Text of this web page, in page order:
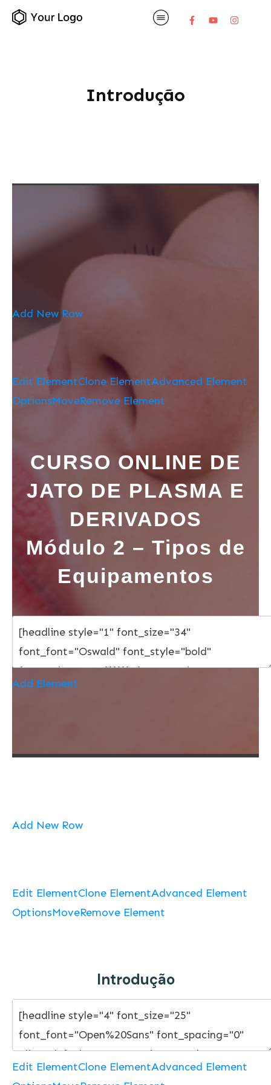
Introdução
Add New Row
Edit ElementClone ElementAdvanced Element
OptionsMoveRemove Element
CURSO ONLINE DE
JATO DE PLASMA E
DERIVADOS
Módulo 2 – Tipos de
Equipamentos
Add Element
Add New Row
Edit ElementClone ElementAdvanced Element
OptionsMoveRemove Element
Introdução
Edit ElementClone ElementAdvanced Element